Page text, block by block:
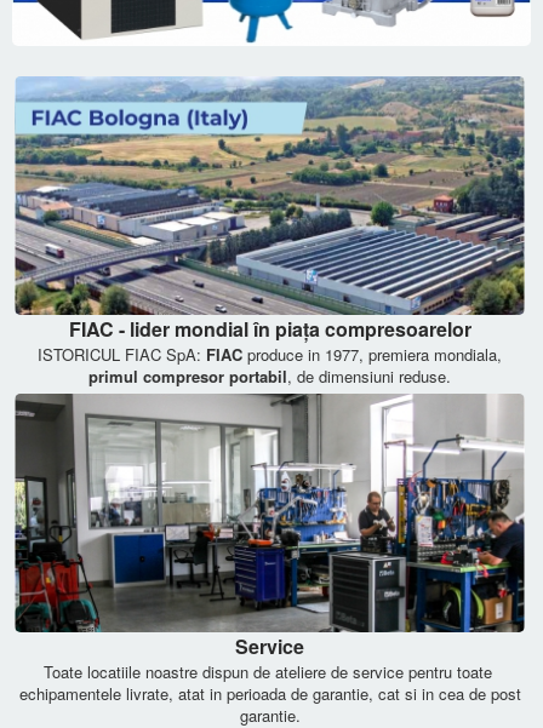
FIAC - lider mondial în piața compresoarelor
ISTORICUL FIAC SpA: FIAC produce in 1977, premiera mondiala,
primul compresor portabil, de dimensiuni reduse.
Service
Toate locatiile noastre dispun de ateliere de service pentru toate
echipamentele livrate, atat in perioada de garantie, cat si in cea de post
garantie.